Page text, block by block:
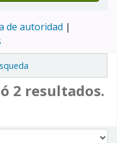
de autoridad
2 resultados.